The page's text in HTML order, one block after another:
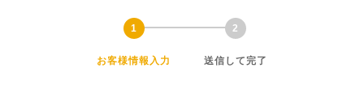
お客様情報入力 送信して完了